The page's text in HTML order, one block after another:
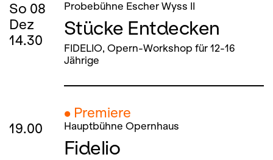
So 08
Dez
14.30
Probebühne Escher Wyss II
Stücke Entdecken
FIDELIO, Opern-Workshop für 12-16
Jährige
● Premiere
19.00
Hauptbühne Opernhaus
Fidelio